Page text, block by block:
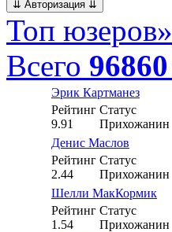
Топ юзеров»
Всего 96860
Эрик Картманез
Рейтинг
9.91
Статус
Прихожанин
Денис Маслов
Рейтинг
2.44
Статус
Прихожанин
Шелли МакКормик
Рейтинг
1.54
Статус
Прихожанин